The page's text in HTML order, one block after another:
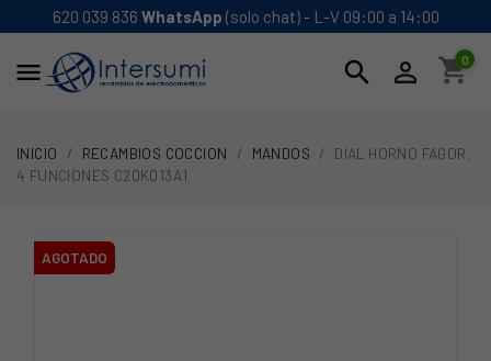
620 039 836 WhatsApp (solo chat) - L-V 09:00 a 14:00
 search  shopping_cart
0
INICIO RECAMBIOS COCCION MANDOS
DIAL HORNO FAGOR,
4 FUNCIONES C20K013A1
AGOTADO